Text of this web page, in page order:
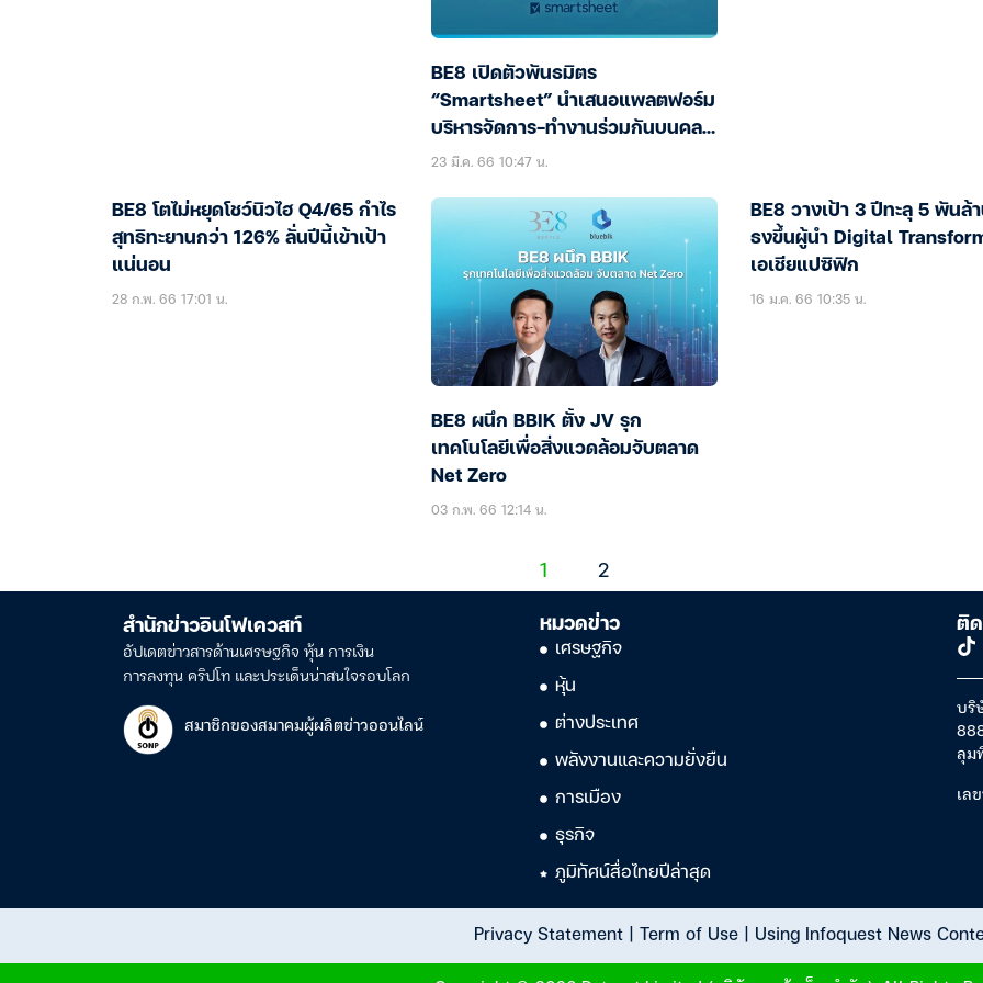
BE8 เปิดตัวพันธมิตร
“Smartsheet” นำเสนอแพลตฟอร์ม
บริหารจัดการ-ทำงานร่วมกันบนคลา
วด์
23 มี.ค. 66 10:47 น.
BE8 โตไม่หยุดโชว์นิวไฮ Q4/65 กำไร
สุทธิทะยานกว่า 126% ลั่นปีนี้เข้าเป้า
แน่นอน
28 ก.พ. 66 17:01 น.
BE8 ผนึก BBIK ตั้ง JV รุก
เทคโนโลยีเพื่อสิ่งแวดล้อมจับตลาด
Net Zero
03 ก.พ. 66 12:14 น.
BE8 วางเป้า 3 ปีทะลุ 5 พันล้
ธงขึ้นผู้นำ Digital
เอเชียแปซิฟิก
16 ม.ค. 66 10:35 น.
1 2
สำนักข่าวอินโฟเควสท์
อัปเดตข่าวสารด้านเศรษฐกิจ หุ้น การเงิน
การลงทุน คริปโท และประเด็นน่าสนใจรอบโลก
สมาชิกของสมาคมผู้ผลิตข่าวออนไลน์
หมวดข่าว
เศรษฐกิจ
หุ้น
ต่างประเทศ
พลังงานและความยั่งยืน
การเมือง
ธุรกิจ
ภูมิทัศน์สื่อไทยปีล่าสุด
ติด
บริ
ลุม
เล
Privacy Statement| Term of Use| Using Infoquest News